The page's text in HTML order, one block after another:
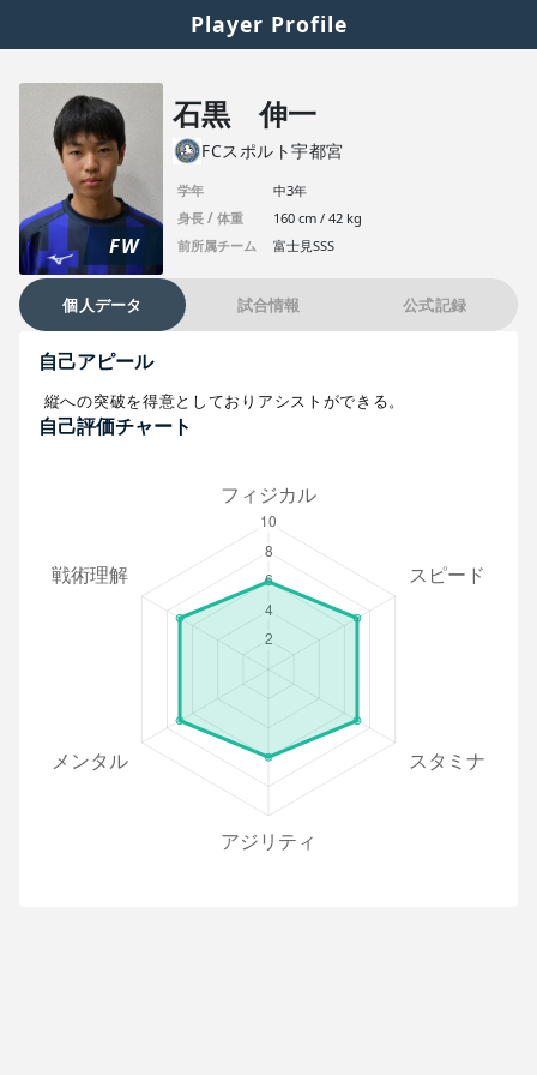
Player Profile
FW
石黒 伸一
FCスポルト宇都宮
学年
中3年
身長 / 体重
160 cm / 42 kg
前所属チーム
富士見SSS
個人データ 試合情報 公式記録
自己アピール
縦への突破を得意としておりアシストができる。
自己評価チャート